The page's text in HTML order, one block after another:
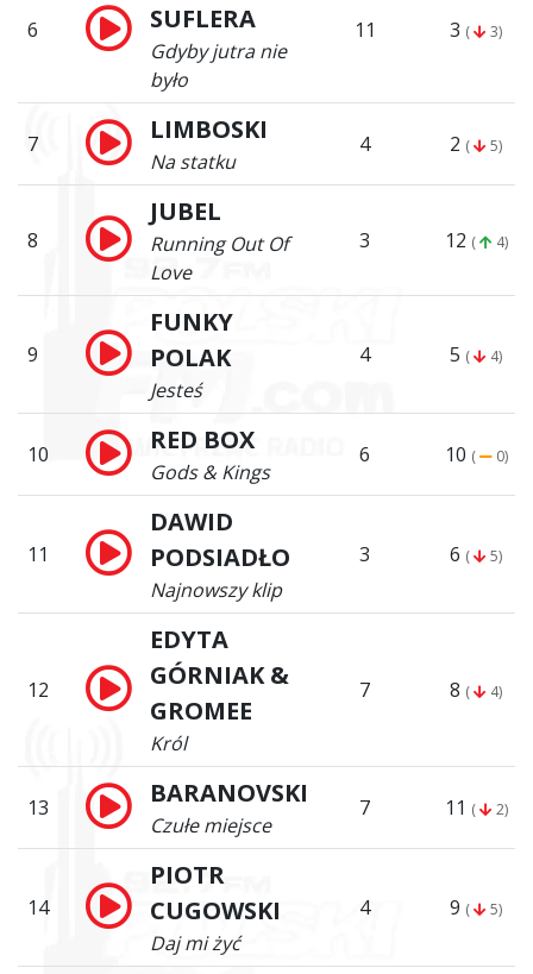
6
SUFLERA
Gdyby jutra nie
było
11 3 ( 3)
7 LIMBOSKI
Na statku
4 2 ( 5)
8
JUBEL
Running Out Of
Love
3 12 ( 4)
9
FUNKY
POLAK
Jesteś
4 5 ( 4)
10 RED BOX
Gods & Kings
6 10 ( 0)
11
DAWID
PODSIADŁO
Najnowszy klip
3 6 ( 5)
12
EDYTA
GÓRNIAK &
GROMEE
Król
7 8 ( 4)
13 BARANOVSKI
Czułe miejsce
7 11 ( 2)
14
PIOTR
CUGOWSKI
Daj mi żyć
4 9 ( 5)